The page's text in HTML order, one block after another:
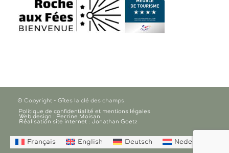
© Copyright - Gîtes la clé des champs
Politique de confidentialité et mentions légales
Web design : Perrine Moisan
Réalisation site internet : Jonathan Goetz
Français English Deutsch Nederlands